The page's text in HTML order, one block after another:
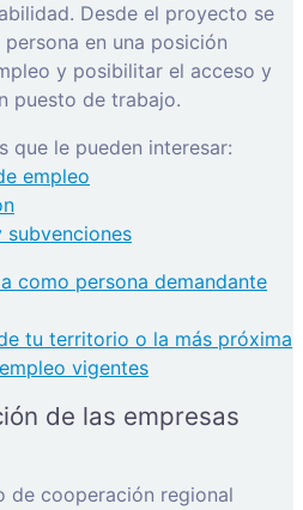
Desde el proyecto se
en una posición
y posibilitar el acceso y
puesto de trabajo.
que le pueden interesar:
empleo
subvenciones
como persona demandante
tu territorio o la más próxima
vigentes
de las empresas
de cooperación regional